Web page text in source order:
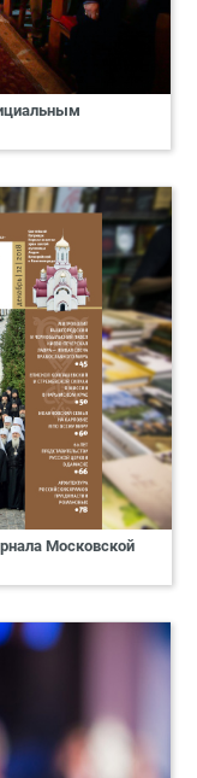
Московской